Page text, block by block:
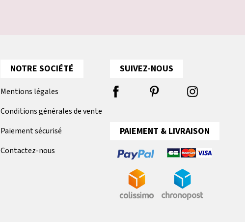
NOTRE SOCIÉTÉ
Mentions légales
Conditions générales de vente
Paiement sécurisé
Contactez-nous
SUIVEZ-NOUS
PAIEMENT & LIVRAISON